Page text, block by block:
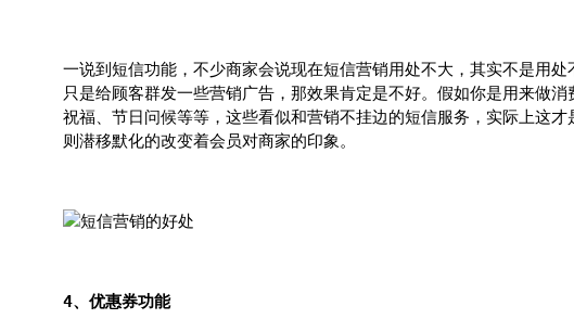
一说到短信功能，不少商家会说现在短信营销用处不大，其实不是用
只是给顾客群发一些营销广告，那效果肯定是不好。假如你是用来做
祝福、节日问候等等，这些看似和营销不挂边的短信服务，实际上这
则潜移默化的改变着会员对商家的印象。
4、优惠券功能